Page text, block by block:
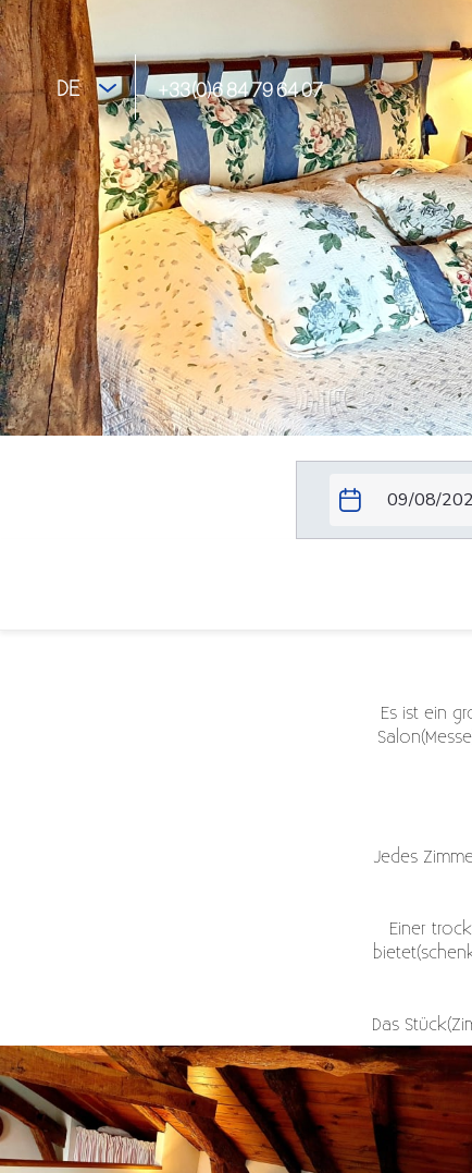
DE +33(0)6 84 79 64 07
Es ist ein
Jedes
Einer
Das